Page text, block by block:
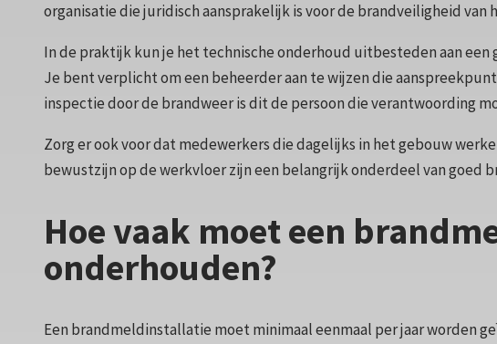
organisatie die juridisch aansprakelijk is voor de brandveiligheid
In de praktijk kun je het technische onderhoud uitbesteden aan
Je bent verplicht om een beheerder aan te wijzen die
inspectie door de brandweer is dit de persoon die verantwoording
Zorg er ook voor dat medewerkers die dagelijks in het gebouw
bewustzijn op de werkvloer zijn een belangrijk onderdeel van goed
Hoe vaak moet een
onderhouden?
Een brandmeldinstallatie moet minimaal eenmaal per jaar worden